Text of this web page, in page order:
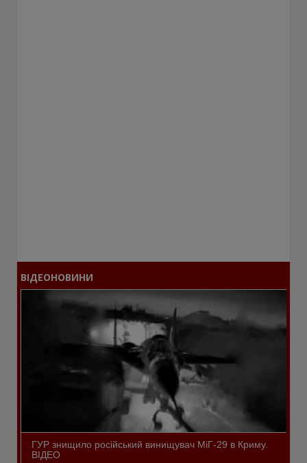
ВІДЕОНОВИНИ
ГУР знищило російський винищувач МіГ-29 в Криму.
ВІДЕО